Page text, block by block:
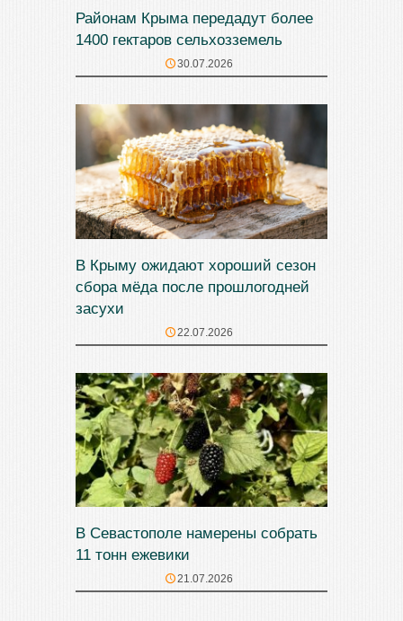
Районам Крыма передадут более
1400 гектаров сельхозземель
30.07.2026
В Крыму ожидают хороший сезон
сбора мёда после прошлогодней
засухи
22.07.2026
В Севастополе намерены собрать
11 тонн ежевики
21.07.2026